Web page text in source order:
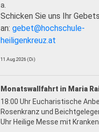
a.
Schicken Sie uns Ihr
an: gebet@hochschule-
heiligenkreuz.at
11.Aug.2026 (Di)
Monatswallfahrt in Maria
18:00 Uhr Eucharistische
Rosenkranz und
Uhr Heilige Messe mit